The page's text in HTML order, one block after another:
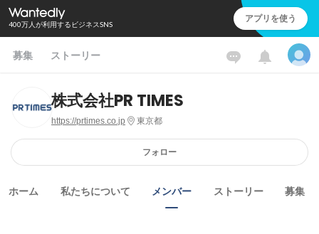
400万人が利用するビジネスSNS アプリを使う
募集 ストーリー
株式会社PR TIMES
https://prtimes.co.jp 東京都
フォロー
ホーム 私たちについて メンバー ストーリー 募集